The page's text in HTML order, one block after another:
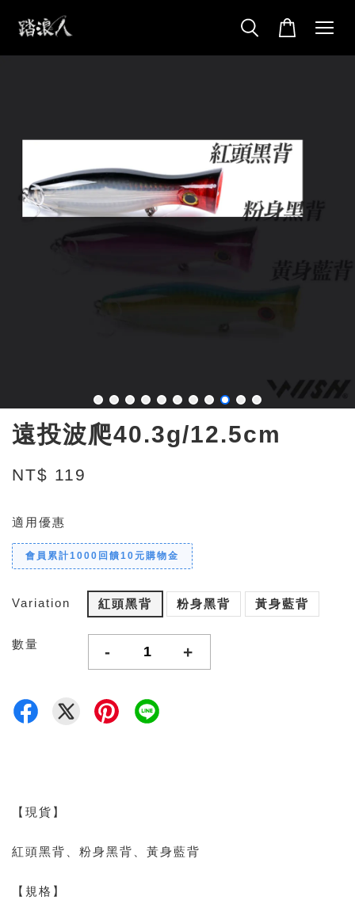
遠投波爬40.3g/12.5cm
NT$ 119
適用優惠
會員累計1000回饋10元購物金
Variation 紅頭黑背 粉身黑背 黃身藍背
數量 - +
【現貨】
紅頭黑背、粉身黑背、黃身藍背
【規格】